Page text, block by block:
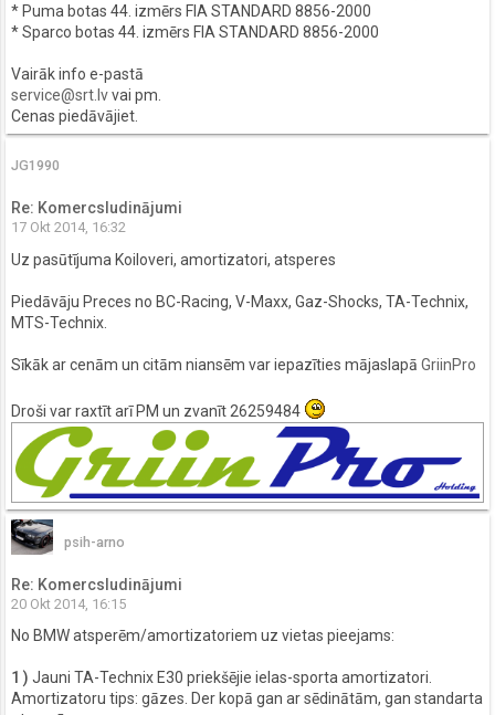
* Puma botas 44. izmērs FIA STANDARD 8856-2000
* Sparco botas 44. izmērs FIA STANDARD 8856-2000
Vairāk info e-pastā
service@srt.lvvai pm.
Cenas piedāvājiet.
JG1990
Re: Komercsludinājumi
17 Okt 2014, 16:32
Uz pasūtījuma Koiloveri, amortizatori, atsperes
Piedāvāju Preces no BC-Racing, V-Maxx, Gaz-Shocks, TA-Technix,
MTS-Technix.
Sīkāk ar cenām un citām niansēm var iepazīties mājaslapā GriinPro
Droši var raxtīt arī PM un zvanīt 26259484
psih-arno
Re: Komercsludinājumi
20 Okt 2014, 16:15
No BMW atsperēm/amortizatoriem uz vietas pieejams:
1 ) Jauni TA-Technix E30 priekšējie ielas-sporta amortizatori.
Amortizatoru tips: gāzes. Der kopā gan ar sēdinātām, gan standarta